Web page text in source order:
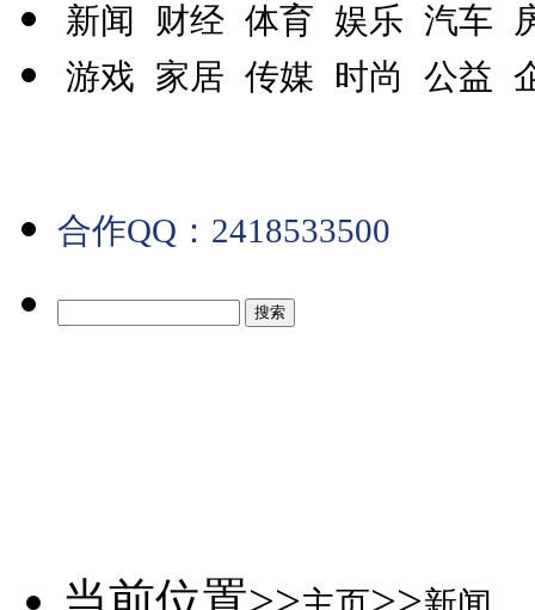
新闻 财经 体育 娱乐 汽车
游戏 家居 传媒 时尚 公益
合作QQ：2418533500